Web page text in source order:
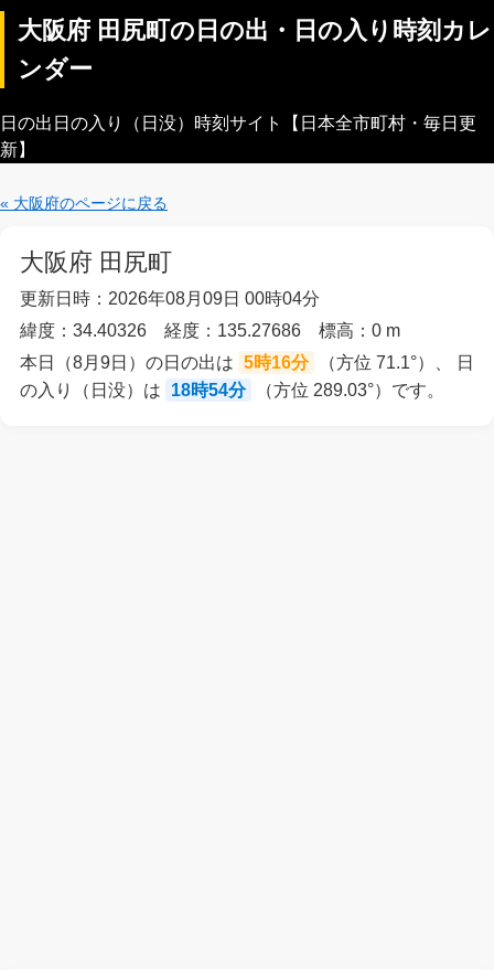
大阪府 田尻町の日の出・日の入り時刻カレ
ンダー
日の出日の入り（日没）時刻サイト【日本全市町村・毎日更
新】
« 大阪府のページに戻る
大阪府 田尻町
更新日時：2026年08月09日 00時04分
緯度：34.40326 経度：135.27686 標高：0 m
本日（8月9日）の日の出は 5時16分
（方位 71.1°）、 日
の入り（日没）は
18時54分 （方位 289.03°）です。